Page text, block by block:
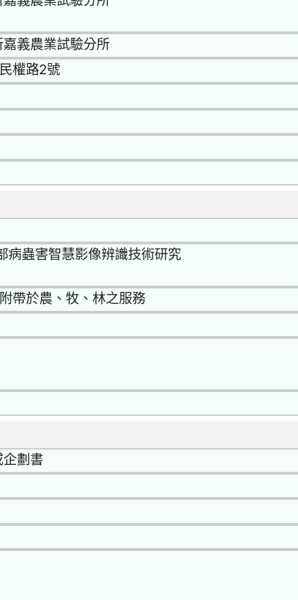
義農業試驗分所
權路2號
病蟲害智慧影像辨識技術研究
帶於農、牧、林之服務
劃書